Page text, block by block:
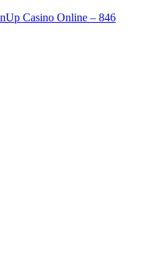
Casino Online – 846